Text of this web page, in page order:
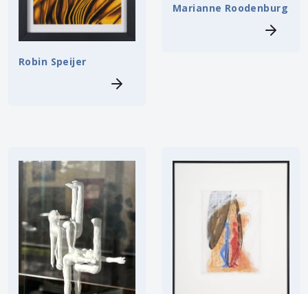
Robin Speijer
Marianne Roodenburg